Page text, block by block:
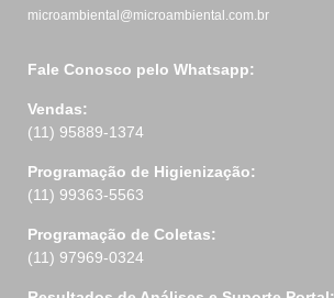
microambiental@microambiental.com.br
Fale Conosco pelo Whatsapp:
Vendas:
(11) 95889-1374
Programação de Higienização:
(11) 99363-5563
Programação de Coletas:
(11) 97969-0324